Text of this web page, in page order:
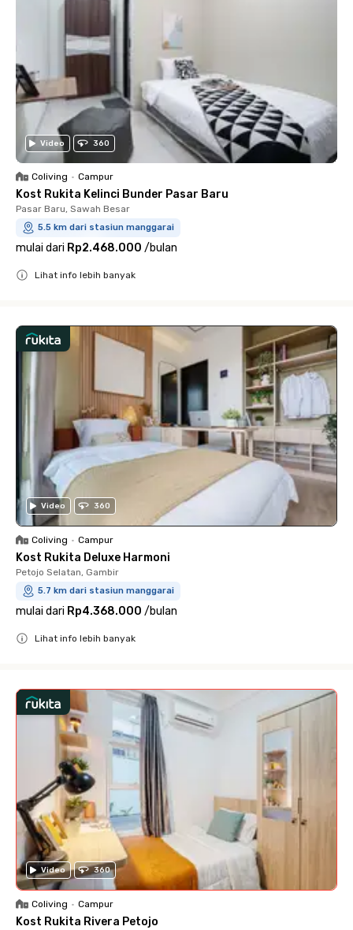
Video 360
Coliving • Campur
Kost Rukita Kelinci Bunder Pasar Baru
Pasar Baru, Sawah Besar
5.5 km dari stasiun manggarai
mulai dari Rp2.468.000 /bulan
Lihat info lebih banyak
Video 360
Coliving • Campur
Kost Rukita Deluxe Harmoni
Petojo Selatan, Gambir
5.7 km dari stasiun manggarai
mulai dari Rp4.368.000 /bulan
Lihat info lebih banyak
Video 360
Coliving • Campur
Kost Rukita Rivera Petojo